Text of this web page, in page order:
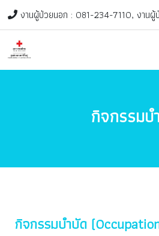
งานผู้ป่วยนอก : 081-234-7110, งาน
ฟื้นฟูเด็ก : 082-947-0998 ติดต่อในวันและ
SCB : 338-267377-1 ชื่อบัญชี : ศูนย์เว
กิจกรรมบ
กิจกรรมบำบัด